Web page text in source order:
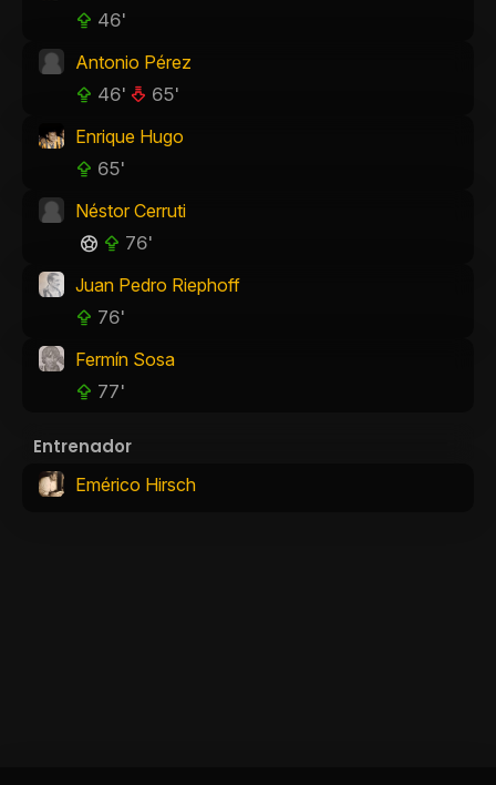
46'
Antonio Pérez
46'
65'
Enrique Hugo
65'
Néstor Cerruti
76'
Juan Pedro Riephoff
76'
Fermín Sosa
77'
Entrenador
Emérico Hirsch